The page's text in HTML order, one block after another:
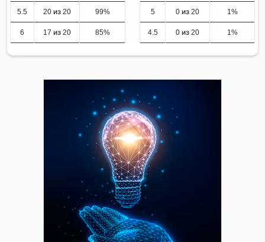
5.5 20 из 20 99%
6 17 из 20 85%
5 0 из 20 1%
4.5 0 из 20 1%